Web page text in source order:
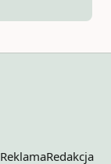
ReklamaRedakcja